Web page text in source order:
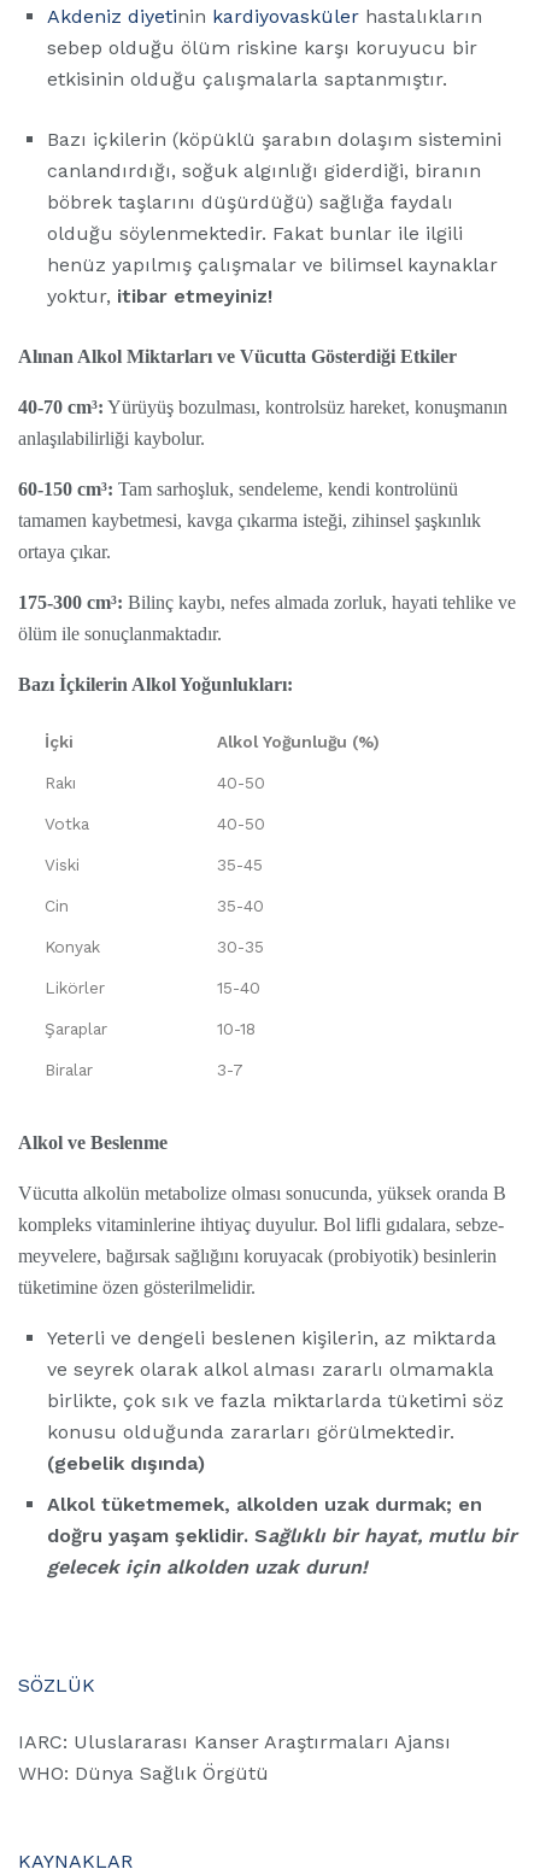
Akdeniz diyetinin kardiyovasküler hastalıkların
sebep olduğu ölüm riskine karşı koruyucu bir
etkisinin olduğu çalışmalarla saptanmıştır.
Bazı içkilerin (köpüklü şarabın dolaşım sistemini
canlandırdığı, soğuk algınlığı giderdiği, biranın
böbrek taşlarını düşürdüğü) sağlığa faydalı
olduğu söylenmektedir. Fakat bunlar ile ilgili
henüz yapılmış çalışmalar ve bilimsel kaynaklar
yoktur, itibar etmeyiniz!
Alınan Alkol Miktarları ve Vücutta Gösterdiği Etkiler
40-70 cm³: Yürüyüş bozulması, kontrolsüz hareket, konuşmanın
anlaşılabilirliği kaybolur.
60-150 cm³: Tam sarhoşluk, sendeleme, kendi kontrolünü
tamamen kaybetmesi, kavga çıkarma isteği, zihinsel şaşkınlık
ortaya çıkar.
175-300 cm³: Bilinç kaybı, nefes almada zorluk, hayati tehlike ve
ölüm ile sonuçlanmaktadır.
Bazı İçkilerin Alkol Yoğunlukları:
İçki Alkol Yoğunluğu (%)
Rakı 40-50
Votka 40-50
Viski 35-45
Cin 35-40
Konyak 30-35
Likörler 15-40
Şaraplar 10-18
Biralar 3-7
Alkol ve Beslenme
Vücutta alkolün metabolize olması sonucunda, yüksek oranda B
kompleks vitaminlerine ihtiyaç duyulur. Bol lifli gıdalara, sebze-
meyvelere, bağırsak sağlığını koruyacak (probiyotik) besinlerin
tüketimine özen gösterilmelidir.
Yeterli ve dengeli beslenen kişilerin, az miktarda
ve seyrek olarak alkol alması zararlı olmamakla
birlikte, çok sık ve fazla miktarlarda tüketimi söz
konusu olduğunda zararları görülmektedir.
(gebelik dışında)
Alkol tüketmemek, alkolden uzak durmak; en
doğru yaşam şeklidir. Sağlıklı bir hayat, mutlu bir
gelecek için alkolden uzak durun!
SÖZLÜK
IARC: Uluslararası Kanser Araştırmaları Ajansı
WHO: Dünya Sağlık Örgütü
KAYNAKLAR